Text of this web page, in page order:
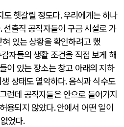
도 헷갈릴 정도다.우리에게는 하나
.선출직 공직자들이 구금 시설로 가
있는 상황을 확인하려고 했
자들의 생활 조건을 직접 보게 해
이 있는 장소는 창고 아래의 지하
상태도 열악하다.음식과 식수도
그런데 공직자들은 안으로 들어가지
용되지 않았다.안에서 어떤 일이
었다.